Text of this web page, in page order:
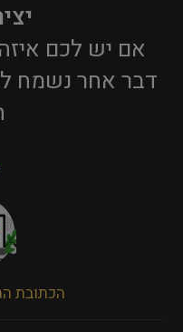
אם יש לכם
דבר אחר נשמח
הכתובת התנופה